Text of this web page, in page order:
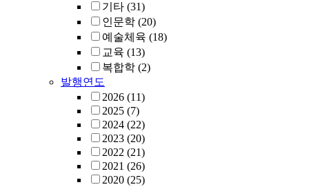
기타 (31)
인문학 (20)
예술체육 (18)
교육 (13)
복합학 (2)
발행연도
2026 (11)
2025 (7)
2024 (22)
2023 (20)
2022 (21)
2021 (26)
2020 (25)